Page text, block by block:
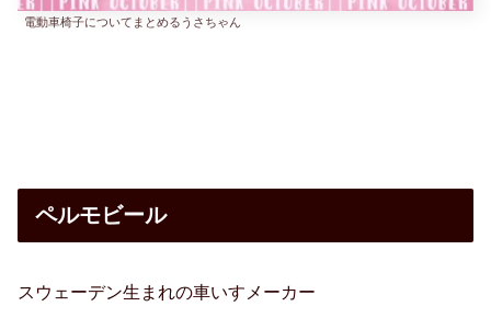
電動車椅子についてまとめるうさちゃん
ペルモビール
スウェーデン生まれの車いすメーカー